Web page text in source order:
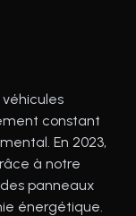
constant
En 2023,
à notre
panneaux
énergétique.